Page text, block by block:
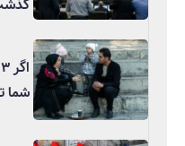
شما